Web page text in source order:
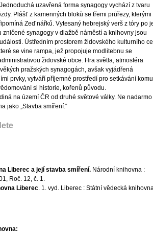
uzavřená forma synagogy vychází z tvaru
Plášť z kamenných bloků se třemi průřezy, kterými
Zeď nářků. Vytesaný hebrejský verš z tóry po
zničené synagogy v dlažbě náměstí a knihovny jsou
Ústředním prostorem židovského kulturního
se vine rampa, jež propojuje modlitebnu se
židovské obce. Hra světla, atmosféra
pražských synagogách, avšak vyjádřená
prvky, vytváří příjemné prostředí pro setkávání
si historie, kořenů původu.
na území ČR od druhé světové války. Ne
jako „Stavba smíření.“
Liberec a její stavba smíření. Národní knihovna :
Roč. 12, č. 1.
Liberec. 1. vyd. Liberec : Státní vědecká